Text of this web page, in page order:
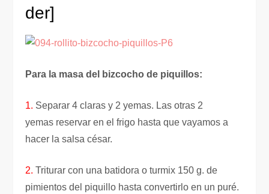
der]
Para la masa del bizcocho de piquillos:
1. Separar 4 claras y 2 yemas. Las otras 2
yemas reservar en el frigo hasta que vayamos a
hacer la salsa césar.
2. Triturar con una batidora o turmix 150 g. de
pimientos del piquillo hasta convertirlo en un puré.